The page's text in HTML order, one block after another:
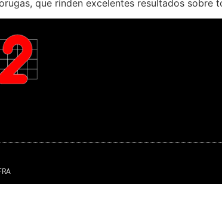
que rinden excelentes resultados sobre